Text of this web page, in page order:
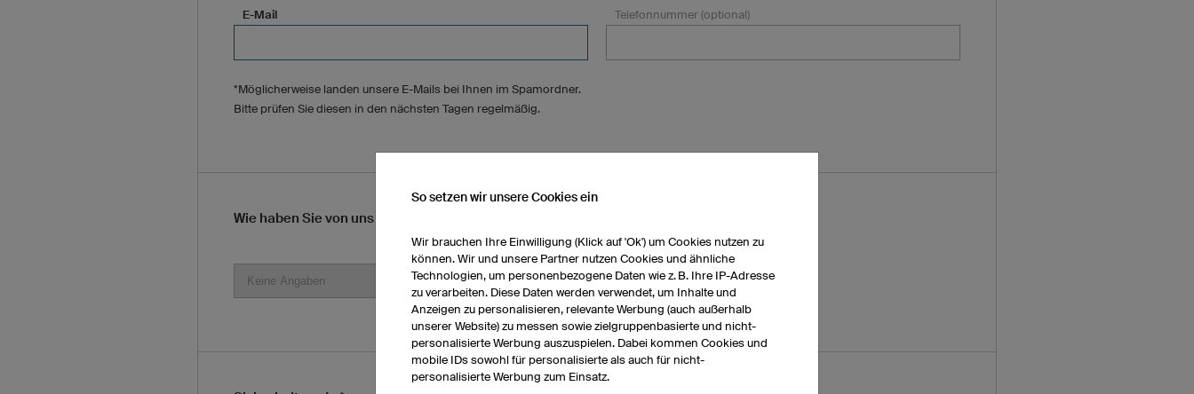
E-Mail
*Möglicherweise landen unsere E-Mails bei Ihnen im Spamordner.
Bitte prüfen Sie diesen in den nächsten Tagen regelmäßig.
Telefonnummer (optional)
Wie haben Sie von uns erfahren?
So setzen wir unsere Cookies ein
Wir brauchen Ihre Einwilligung (Klick auf 'Ok') um Cookies nutzen zu
können. Wir und unsere Partner nutzen Cookies und ähnliche
Technologien, um personenbezogene Daten wie z. B. Ihre IP-Adresse
zu verarbeiten. Diese Daten werden verwendet, um Inhalte und
Anzeigen zu personalisieren, relevante Werbung (auch außerhalb
unserer Website) zu messen sowie zielgruppenbasierte und nicht-
personalisierte Werbung auszuspielen. Dabei kommen Cookies und
mobile IDs sowohl für personalisierte als auch für nicht-
personalisierte Werbung zum Einsatz.